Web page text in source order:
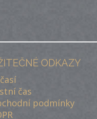
ODKAZY
čas
podmínky